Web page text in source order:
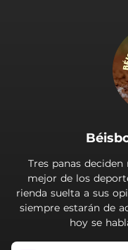
Tres panas
mejor de los
rienda suelta a sus
siempre estarán de
hoy se